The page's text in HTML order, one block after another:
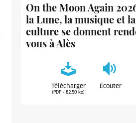
On the Moon Again
la Lune, la musique et la
culture se donnent
vous à Alès
Télécharger
(PDF - 82.50 ko)
Écouter